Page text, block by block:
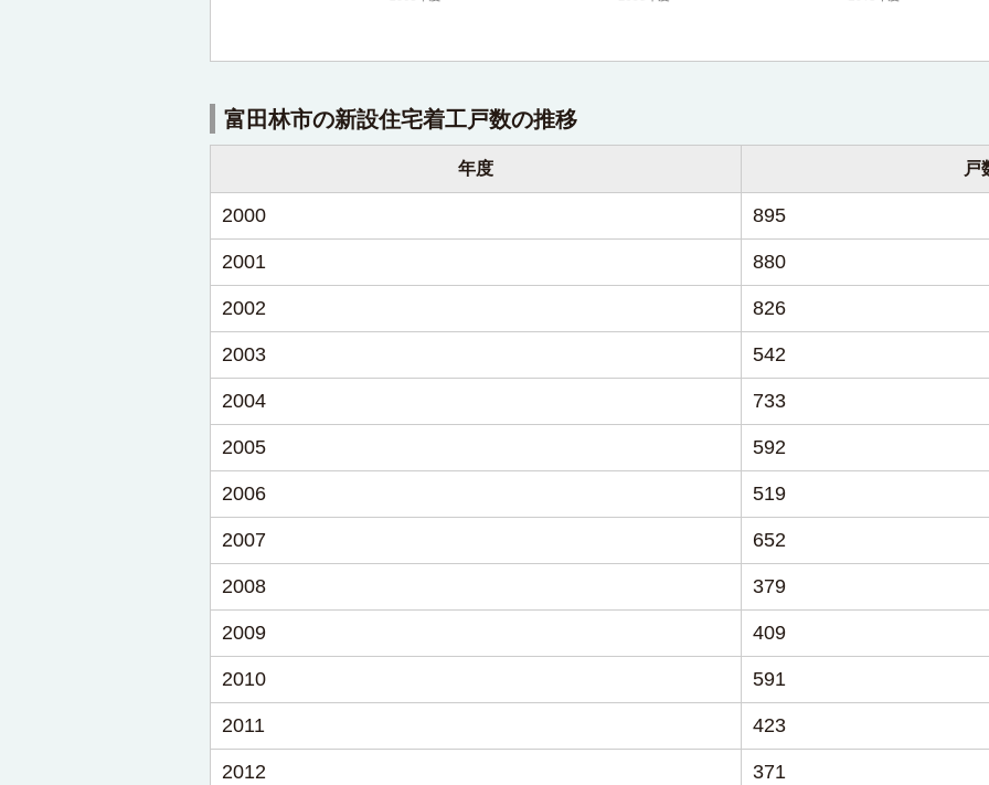
富田林市の新設住宅着工戸数の推移
年度 戸
2000 895
2001 880
2002 826
2003 542
2004 733
2005 592
2006 519
2007 652
2008 379
2009 409
2010 591
2011 423
2012 371